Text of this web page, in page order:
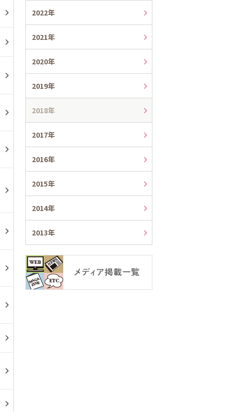
2022年
2021年
2020年
2019年
2018年
2017年
2016年
2015年
2014年
2013年